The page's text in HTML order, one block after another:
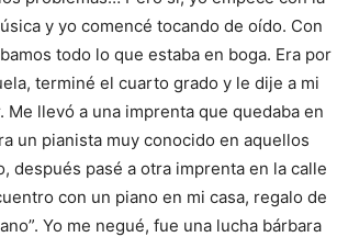
y yo comencé tocando de oído. Con
todo lo que estaba en boga. Era por
terminé el cuarto grado y le dije a mi
llevó a una imprenta que quedaba en
un pianista muy conocido en aquellos
después pasé a otra imprenta en la calle
con un piano en mi casa, regalo de
Yo me negué, fue una lucha bárbara